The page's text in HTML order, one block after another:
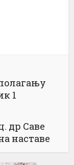
1
др Саве
наставе